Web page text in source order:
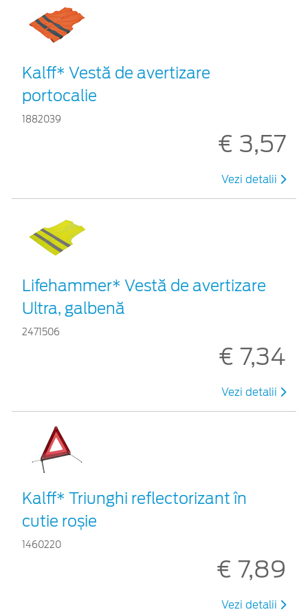
Kalff* Vestă de avertizare
portocalie
1882039
€ 3,57
Vezi detalii
Lifehammer* Vestă de avertizare
Ultra, galbenă
2471506
€ 7,34
Vezi detalii
Kalff* Triunghi reflectorizant în
cutie roșie
1460220
€ 7,89
Vezi detalii